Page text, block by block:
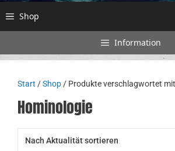
Shop
Information
Start /Shop/ Produkte verschlagwortet mit
Hominologie